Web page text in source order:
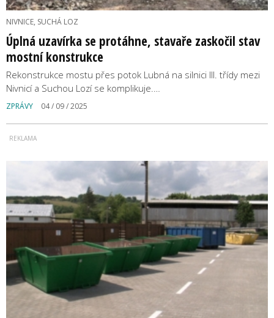
NIVNICE, SUCHÁ LOZ
Úplná uzavírka se protáhne, stavaře zaskočil stav
mostní konstrukce
Rekonstrukce mostu přes potok Lubná na silnici III. třídy mezi
Nivnicí a Suchou Lozí se komplikuje.…
ZPRÁVY 04 / 09 / 2025